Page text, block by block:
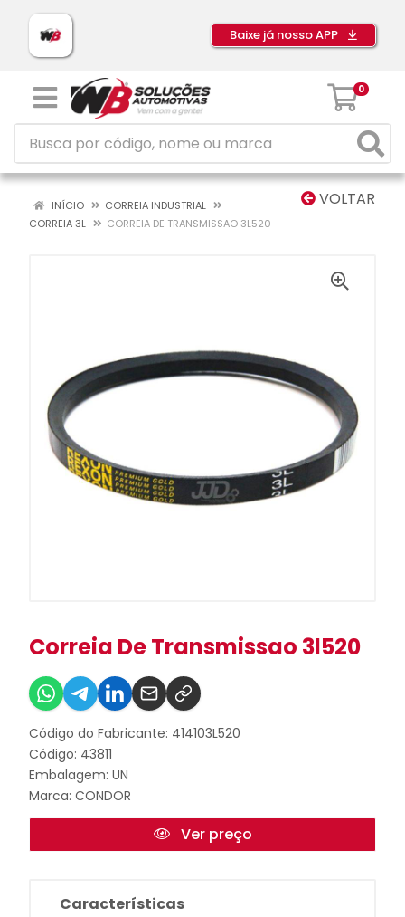
Baixe já nosso APP
0
VOLTAR
INÍCIO
CORREIA INDUSTRIAL
CORREIA 3L
CORREIA DE TRANSMISSAO 3L520
Correia De Transmissao 3l520
Código do Fabricante: 414103L520
Código: 43811
Embalagem: UN
Marca: CONDOR
Ver preço
Características